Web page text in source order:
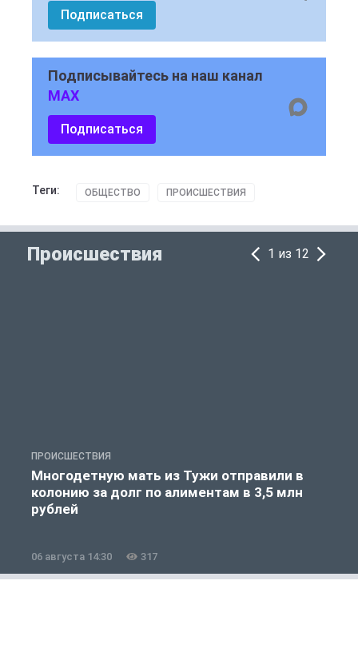
Подписаться
Подписывайтесь на наш канал
MAX
Подписаться
Теги: ОБЩЕСТВО ПРОИСШЕСТВИЯ
Происшествия 1 из 12
ПРОИСШЕСТВИЯ
Многодетную мать из Тужи отправили в
колонию за долг по алиментам в 3,5 млн
рублей
06 августа 14:30 317